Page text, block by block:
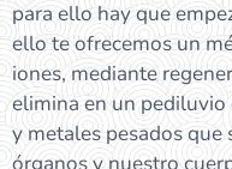
para ello hay que
ello te ofrecemos un
iones, mediante
elimina en un pediluvio
y metales pesados que